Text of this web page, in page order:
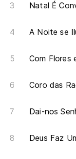
Natal É
A Noite se
Com Flores
Coro das
Dai-nos
Deus Faz